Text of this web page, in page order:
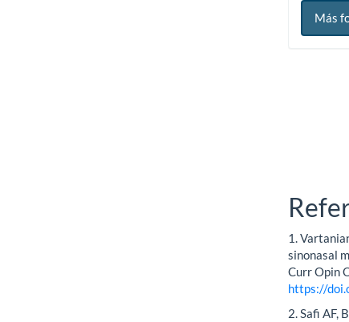
Más
1.
sinonasal
Curr Opin
https://
2. Safi AF,